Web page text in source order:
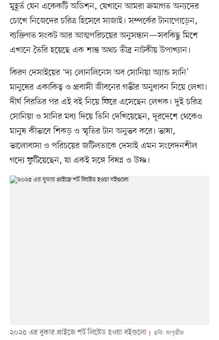
মুহূর্ত যেন একেকটি অডিশন, যেখানে আমরা ক্রমাগত অন্যদের
চোখে নিজেদের চরিত্র হিসেবে সাজাই। সম্পর্কের টানাপোড়েন,
ব্যক্তিগত সংকট আর আত্মপরিচয়ের অনুসন্ধান—সবকিছু মিশে
এখানে তৈরি হয়েছে এক শান্ত অথচ তীব্র নাটকীয় উপাখ্যান।
কিরণ দেসাইয়ের ‘দ্য লোনলিনেস অব সোনিয়া অ্যান্ড সানি’
মানুষের একাকিত্ব ও প্রবাসী জীবনের গভীর অনুধাবন নিয়ে লেখা।
দীর্ঘ বিরতির পর এই বই নিয়ে ফিরে এসেছেন লেখক। দুই চরিত্র
সোনিয়া ও সানির মধ্য দিয়ে তিনি দেখিয়েছেন, দূরদেশে থেকেও
মানুষ কীভাবে শিকড় ও স্মৃতির টান অনুভব করে। ভাষা,
ভালোবাসা ও পরিচয়ের জটিলতাকে দেসাই এমন সংবেদনশীল
গদ্যে ফুটিয়েছেন, যা একই সঙ্গে বিষণ্ন ও উষ্ণ।
২০২৫ এর বুকার প্রাইজে শর্ট লিস্টেড হওয়া বইগুলো ছবি: সংগৃহীত